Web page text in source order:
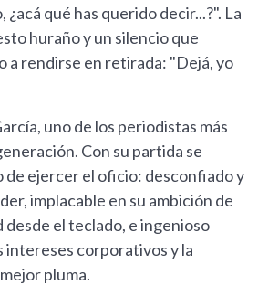
qué has querido decir...?". La
huraño y un silencio que
a rendirse en retirada: "Dejá, yo
uno de los periodistas más
Con su partida se
de ejercer el oficio: desconfiado y
implacable en su ambición de
el teclado, e ingenioso
corporativos y la
pluma.